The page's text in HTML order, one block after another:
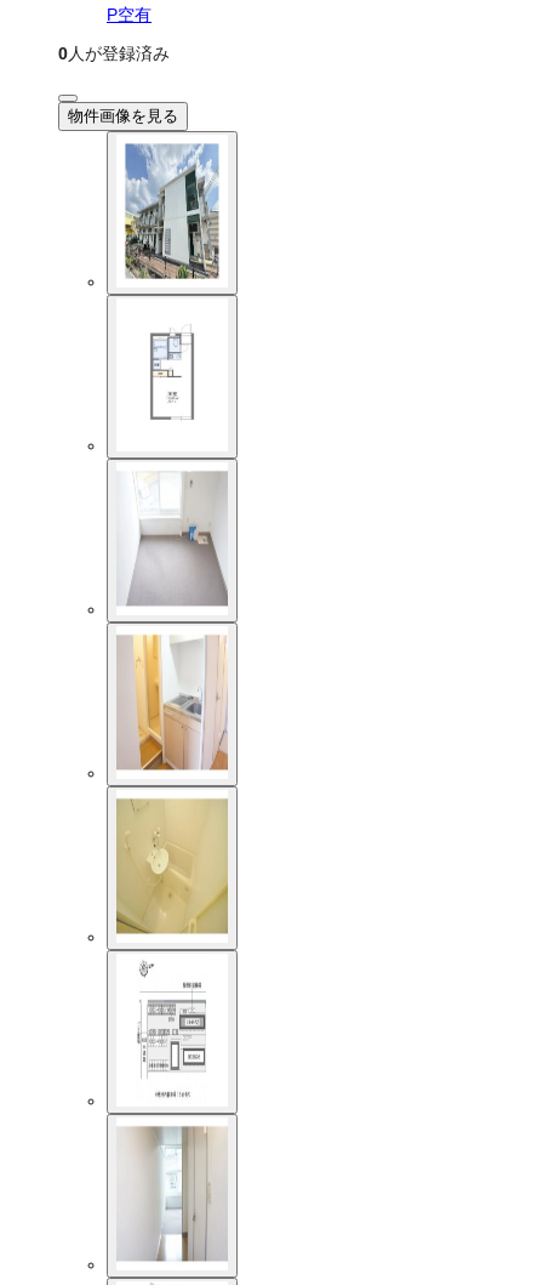
P空有
0人が登録済み
物件画像を見る